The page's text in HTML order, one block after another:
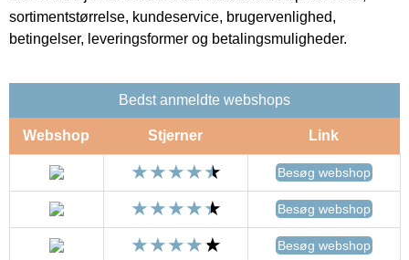
sortimentstørrelse, kundeservice, brugervenlighed,
betingelser, leveringsformer og betalingsmuligheder.
Bedst anmeldte webshops
Webshop Stjerner Link
Besøg webshop
Besøg webshop
Besøg webshop